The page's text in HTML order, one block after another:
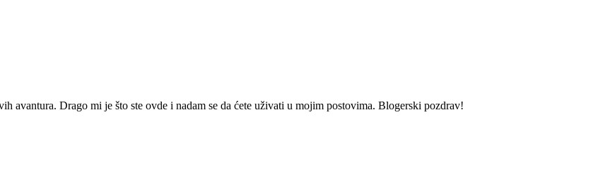
avantura. Drago mi je što ste ovde i nadam se da ćete uživati u mojim postovima. Blogerski pozdrav!